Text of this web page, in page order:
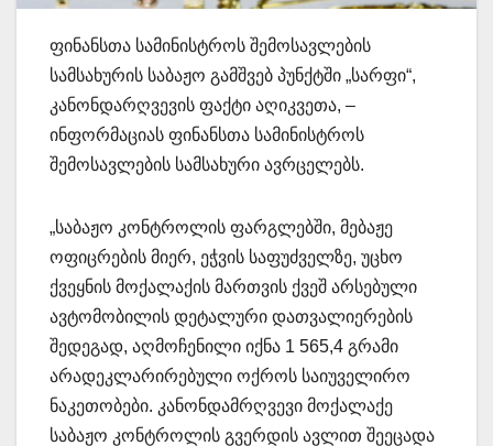
ფინანსთა სამინისტროს შემოსავლების
სამსახურის საბაჟო გამშვებ პუნქტში „სარფი“,
კანონდარღვევის ფაქტი აღიკვეთა, –
ინფორმაციას ფინანსთა სამინისტროს
შემოსავლების სამსახური ავრცელებს.
„საბაჟო კონტროლის ფარგლებში, მებაჟე
ოფიცრების მიერ, ეჭვის საფუძველზე, უცხო
ქვეყნის მოქალაქის მართვის ქვეშ არსებული
ავტომობილის დეტალური დათვალიერების
შედეგად, აღმოჩენილი იქნა 1 565,4 გრამი
არადეკლარირებული ოქროს საიუველირო
ნაკეთობები. კანონდამრღვევი მოქალაქე
საბაჟო კონტროლის გვერდის ავლით შეეცადა